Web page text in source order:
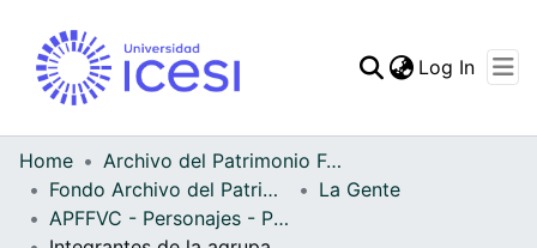
Statistics
Log In
Home
Archivo del Patrimonio Fotográfico y Fílmico del Valle del Cauca
Fondo Archivo del Patrimonio Fotográfico y Fílmico del Valle del Cauca
La Gente
APFFVC - Personajes - Patrimonial